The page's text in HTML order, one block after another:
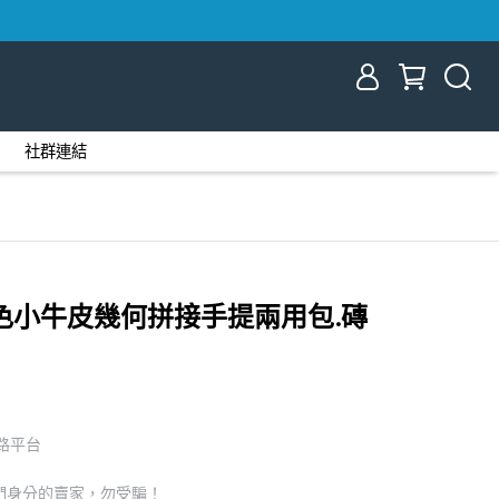
社群連結
小牛皮幾何拼接手提兩用包.磚
平台
分的賣家，勿受騙！